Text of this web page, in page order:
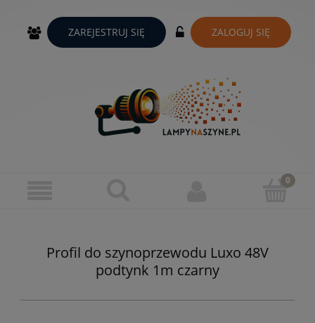
ZAREJESTRUJ SIĘ ZALOGUJ SIĘ
Profil do szynoprzewodu Luxo 48V
podtynk 1m czarny